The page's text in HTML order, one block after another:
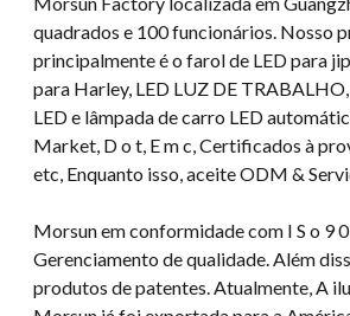
quadrados e 100 funcionários. Nosso
principalmente é o farol de LED para
para Harley, LED LUZ DE
LED e lâmpada de carro LED
Market, D o t, E m c, Certificados à
etc, Enquanto isso, aceite ODM &
Morsun em conformidade com I S o 9 0
Gerenciamento de qualidade. Além
produtos de patentes. Atualmente, A